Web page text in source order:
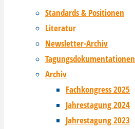
Standards & Positionen
Literatur
Newsletter-Archiv
Tagungsdokumentationen
Archiv
Fachkongress 2025
Jahrestagung 2024
Jahrestagung 2023